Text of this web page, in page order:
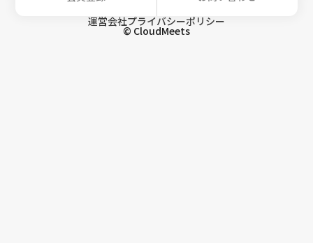
運営会社プライバシーポリシー
© CloudMeets